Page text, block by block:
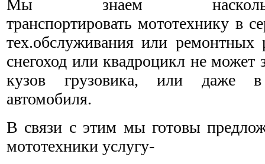
Мы знаем
транспортировать мототехнику в
тех.обслуживания или ремонтных
снегоход или квадроцикл не может
кузов грузовика, или даже в
автомобиля.
В связи с этим мы готовы
мототехники услугу-